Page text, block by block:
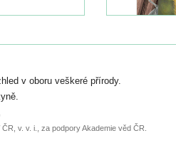
6. září.
nebo
v oboru veškeré přírody.
v. v. i., za podpory Akademie věd ČR.